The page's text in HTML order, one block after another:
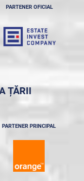
PARTENER OFICIAL
ȚĂRII
PARTENER PRINCIPAL